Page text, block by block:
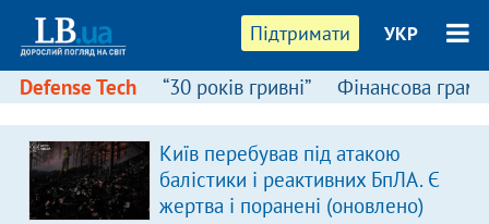
Підтримати УКР
Defense Tech “30 років гривні” Фінансова
Київ перебував під атакою
балістики і реактивних БпЛА. Є
жертва і поранені (оновлено)